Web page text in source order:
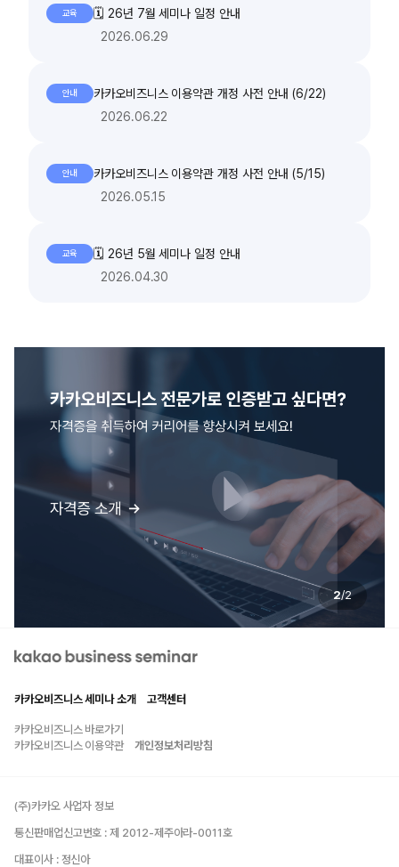
교육
🗓️ 26년 7월 세미나 일정 안내
2026.06.29
안내
카카오비즈니스 이용약관 개정 사전 안내 (6/22)
2026.06.22
안내
카카오비즈니스 이용약관 개정 사전 안내 (5/15)
2026.05.15
교육
🗓️ 26년 5월 세미나 일정 안내
2026.04.30
2/2
kakao business seminar
카카오비즈니스 세미나 소개 고객센터
카카오비즈니스 바로가기
카카오비즈니스 이용약관
개인정보처리방침
(주)카카오 사업자 정보
통신판매업신고번호 : 제 2012-제주아라-0011호
대표이사 : 정신아